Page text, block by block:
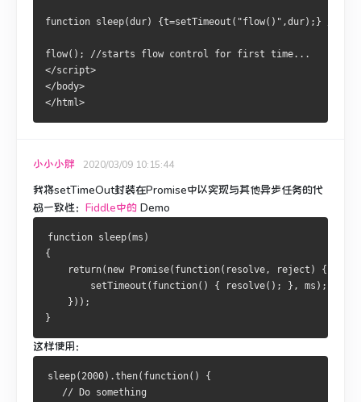
function sleep(dur) {t=setTimeout("flow()",dur);} //
flow(); //starts flow control for first time...
</script>
</body>
</html>
小小小胖 2020/03/09 10:15:44
我将setTimeOut封装在Promise中以实现与其他异步任务的代
码一致性： Fiddle中的 Demo
function sleep(ms)
{
return(new Promise(function(resolve, reject)
setTimeout(function() { resolve(); },
    }));
}
这样使用：
sleep(2000).then(function() {
   // Do something